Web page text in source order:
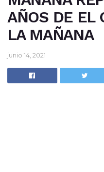
AÑOS DE EL
LA MAÑANA
junio 14, 2021